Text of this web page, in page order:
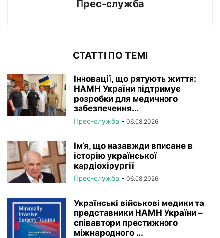
Прес-служба
СТАТТІ ПО ТЕМІ
Інновації, що рятують життя:
НАМН України підтримує
розробки для медичного
забезпечення...
Прес-служба - 06.08.2026
Ім’я, що назавжди вписане в
історію української
кардіохірургії
Прес-служба - 06.08.2026
Українські військові медики та
представники НАМН України –
співавтори престижного
міжнародного ...